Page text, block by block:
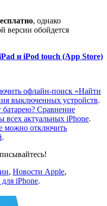
, однако
версии обойдется
и iPod touch (App Store)
офлайн-поиск «Найти
выключенных устройств.
Сравнение
всех актуальных iPhone.
можно отключить
.
, Новости Apple,
iPhone.